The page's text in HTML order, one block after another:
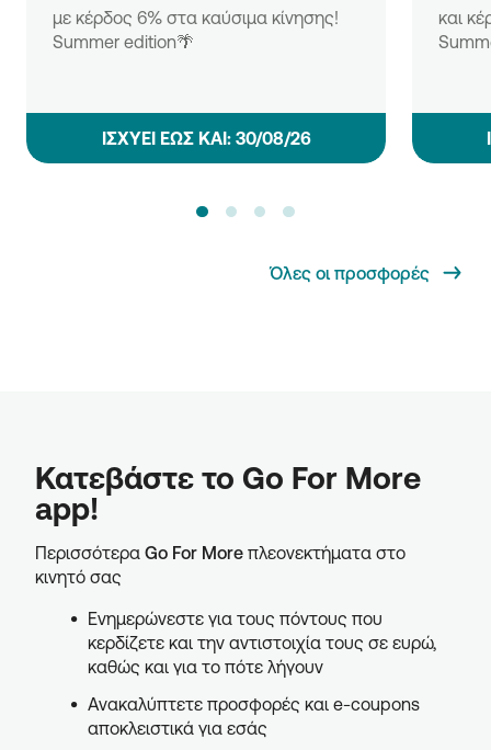
με κέρδος 6% στα καύσιμα κίνησης!
Summer edition🌴
ΙΣΧΥΕΙ ΕΩΣ ΚΑΙ: 30/08/26
και
Όλες οι προσφορές
Κατεβάστε το Go For More
app!
Περισσότερα Go For More πλεονεκτήματα στο
κινητό σας
Ενημερώνεστε για τους πόντους που
κερδίζετε και την αντιστοιχία τους σε ευρώ,
καθώς και για το πότε λήγουν
Ανακαλύπτετε προσφορές και e-coupons
αποκλειστικά για εσάς